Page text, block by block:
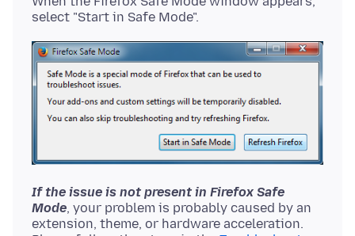
If the issue is not present in Firefox Safe
Mode, your problem is probably caused by an
extension, theme, or hardware acceleration.